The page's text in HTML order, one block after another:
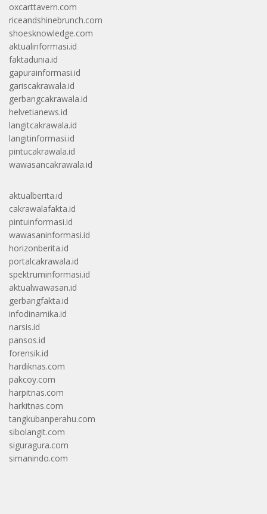
oxcarttavern.com
riceandshinebrunch.com
shoesknowledge.com
aktualinformasi.id
faktadunia.id
gapurainformasi.id
gariscakrawala.id
gerbangcakrawala.id
helvetianews.id
langitcakrawala.id
langitinformasi.id
pintucakrawala.id
wawasancakrawala.id
aktualberita.id
cakrawalafakta.id
pintuinformasi.id
wawasaninformasi.id
horizonberita.id
portalcakrawala.id
spektruminformasi.id
aktualwawasan.id
gerbangfakta.id
infodinamika.id
narsis.id
pansos.id
forensik.id
hardiknas.com
pakcoy.com
harpitnas.com
harkitnas.com
tangkubanperahu.com
sibolangit.com
siguragura.com
simanindo.com